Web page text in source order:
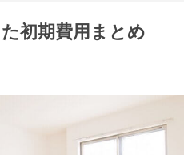
初期費用まとめ